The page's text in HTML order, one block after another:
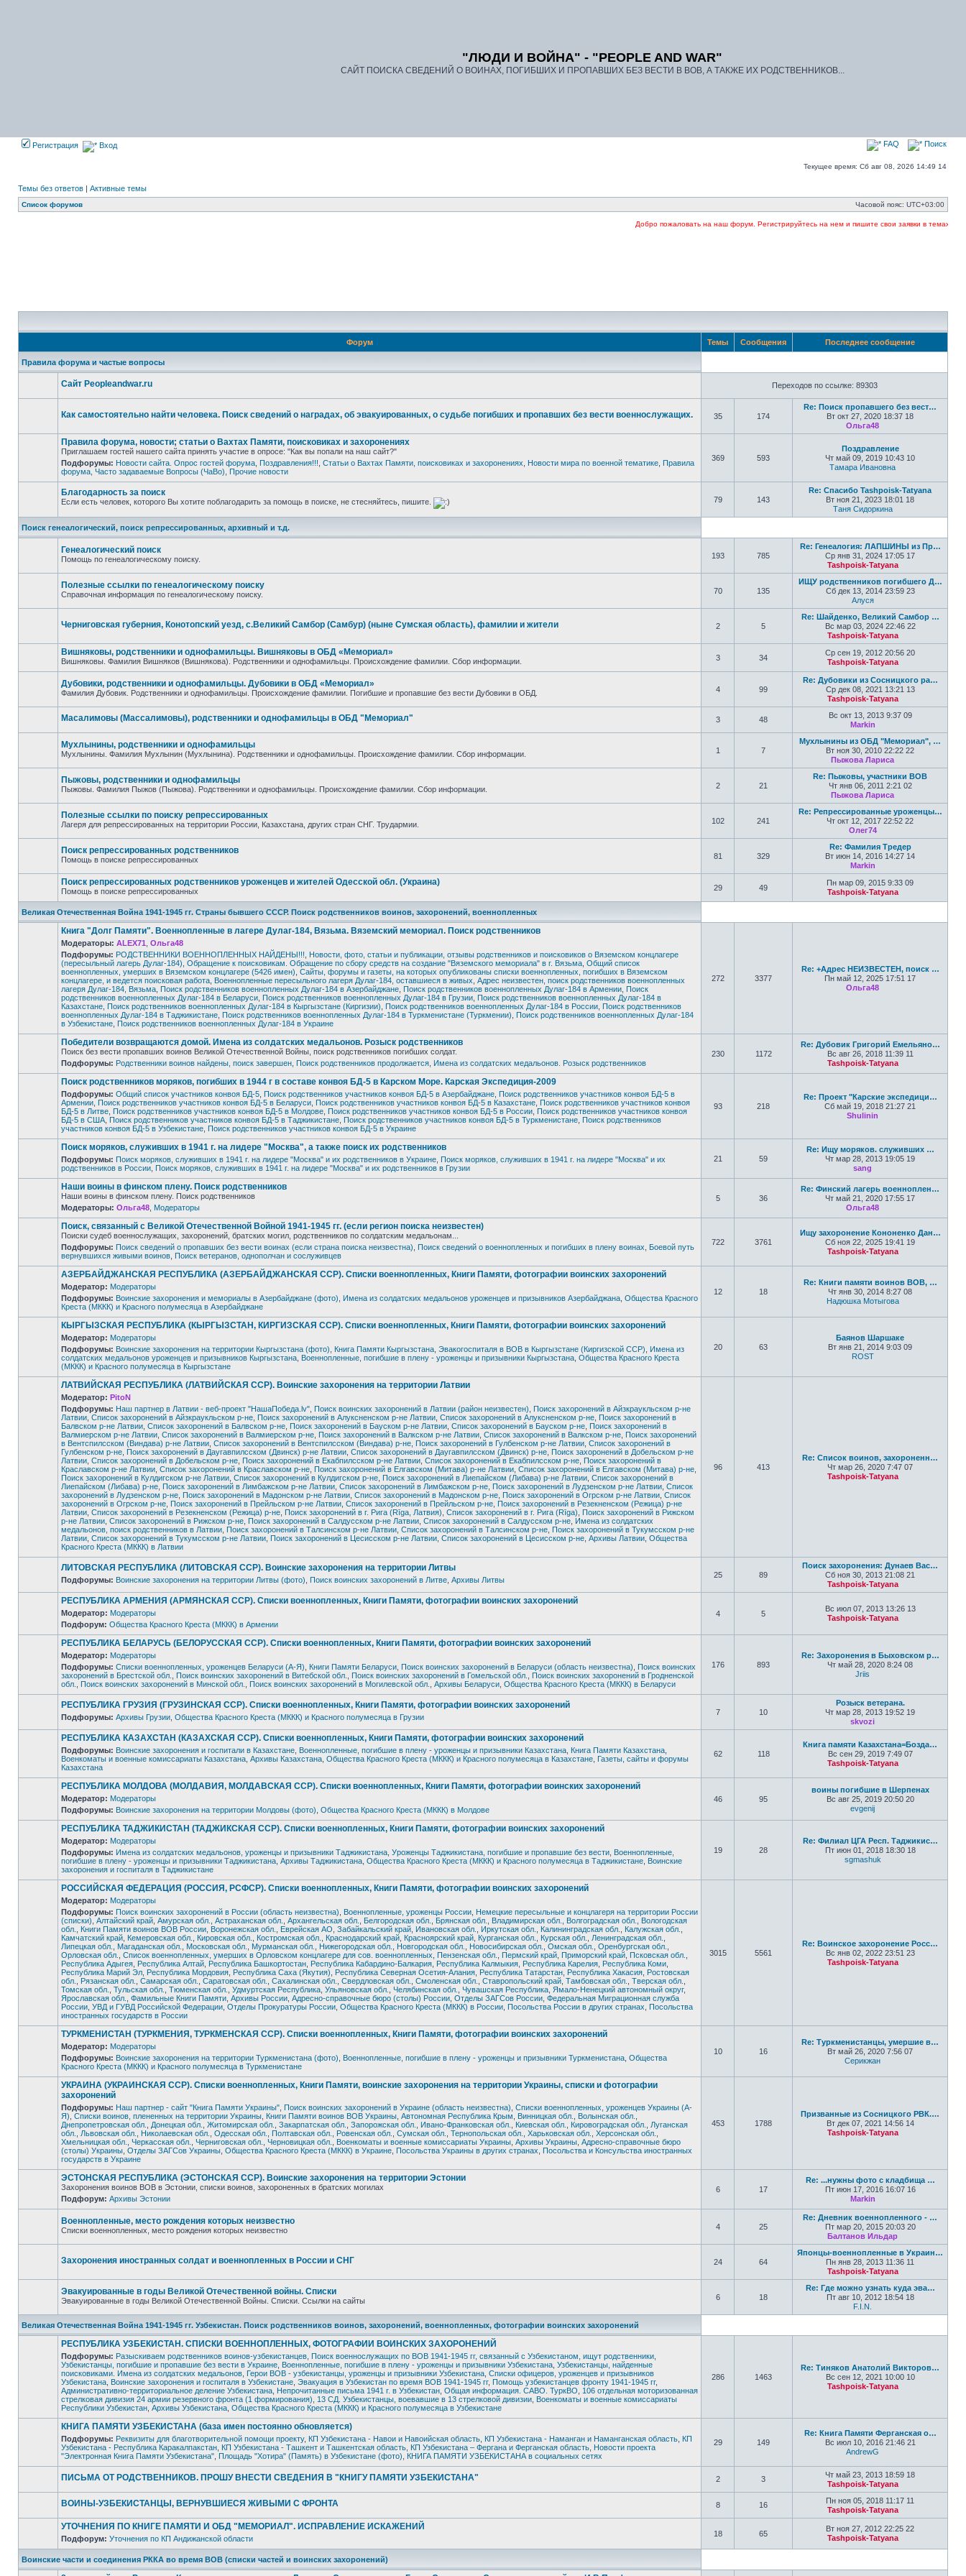
"ЛЮДИ И ВОЙНА" - "PEOPLE AND WAR"
САЙТ ПОИСКА СВЕДЕНИЙ О ВОИНАХ, ПОГИБШИХ И ПРОПАВШИХ БЕЗ ВЕСТИ В ВОВ, А ТАКЖЕ ИХ РОДСТВЕННИКОВ...
Регистрация Вход FAQ Поиск
Текущее время: Сб авг 08, 2026 14:49 14
Темы без ответов | Активные темы
Список форумов Часовой пояс: UTC+03:00
Добро пожаловать на наш форум. Регистрируйтесь на нем и пишите свои заявки в темах. Указывайте в
Форум Темы Сообщения Последнее сообщение
Правила форума и частые вопросы
Нет
сообщений
Сайт Peopleandwar.ru Переходов по ссылке: 89303
непрочитанных
сообщений
Как самостоятельно найти человека. Поиск сведений о наградах, об эвакуированных, о судьбе погибших и пропавших без вести военнослужащих. 35 174
Re: Поиск пропавшего без вест…
Вт окт 27, 2020 18:37 18
Ольга48
Перейти к
Нет
непрочитанных
Правила форума, новости; статьи о Вахтах Памяти, поисковиках и захоронениях
Приглашаем гостей нашего сайта принять участие в опросе: "Как вы попали на наш сайт?"
Подфорумы: Новости сайта. Опрос гостей форума Поздравления!!! Статьи о Вахтах Памяти, поисковиках и захоронениях Новости мира по военной тематике Правила
форума, Часто задаваемые Вопросы (ЧаВо) Прочие новости
369 593
Поздравление
Чт май 09, 2019 10:43 10
Тамара Ивановна
непрочитанных
сообщений
Благодарность за поиск
Если есть человек, которого Вы хотите поблагодарить за помощь в поиске, не стесняйтесь, пишите. 79 143
Re: Спасибо Tashpoisk-Tatyana
Вт ноя 21, 2023 18:01 18
Таня Сидоркина
Перейти к
Поиск генеалогический, поиск репрессированных, архивный и т.д.
непрочитанных
сообщений
Генеалогический поиск
Помощь по генеалогическому поиску. 193 785
Re: Генеалогия: ЛАПШИНЫ из Пр…
Ср янв 31, 2024 17:05 17
Tashpoisk-Tatyana
Перейти к
непрочитанных
Полезные ссылки по генеалогическому поиску
Справочная информация по генеалогическому поиску. 70 135
ИЩУ родственников погибшего Д…
Сб дек 13, 2014 23:59 23
Алуся
Перейти к
непрочитанных
сообщений
Черниговская губерния, Конотопский уезд, с.Великий Самбор (Самбур) (ныне Сумская область), фамилии и жители 2 5
Re: Шайденко, Великий Самбор …
Вс мар 03, 2024 22:46 22
Tashpoisk-Tatyana
Перейти к
сообщений
Вишняковы, родственники и однофамильцы. Вишняковы в ОБД «Мемориал»
Вишняковы. Фамилия Вишняков (Вишнякова). Родственники и однофамильцы. Происхождение фамилии. Сбор информации. 3 34
Ср сен 19, 2012 20:56 20
Tashpoisk-Tatyana
непрочитанных
сообщений
Дубовики, родственники и однофамильцы. Дубовики в ОБД «Мемориал»
Фамилия Дубовик. Родственники и однофамильцы. Происхождение фамилии. Погибшие и пропавшие без вести Дубовики в ОБД. 4 99
Re: Дубовики из Сосницкого ра…
Ср дек 08, 2021 13:21 13
Tashpoisk-Tatyana
Перейти к
Нет
непрочитанных
сообщений
Масалимовы (Массалимовы), родственники и однофамильцы в ОБД "Мемориал" 3 48
Вс окт 13, 2013 9:37 09
Markin
Перейти к
непрочитанных
сообщений
Мухлынины, родственники и однофамильцы
Мухлынины. Фамилия Мухлынин (Мухлынина). Родственники и однофамильцы. Происхождение фамилии. Сбор информации. 1 7
Мухлынины из ОБД "Мемориал", …
Вт ноя 30, 2010 22:22 22
Пыжова Лариса
Перейти к
непрочитанных
сообщений
Пыжовы, родственники и однофамильцы
Пыжовы. Фамилия Пыжов (Пыжова). Родственники и однофамильцы. Происхождение фамилии. Сбор информации. 2 21
Re: Пыжовы, участники ВОВ
Чт янв 06, 2011 2:21 02
Пыжова Лариса
Перейти к
непрочитанных
сообщений
Полезные ссылки по поиску репрессированных
Лагеря для репрессированных на территории России, Казахстана, других стран СНГ. Трудармии. 102 241
Re: Репрессированные уроженцы…
Чт окт 12, 2017 22:52 22
Олег74
Перейти к
непрочитанных
сообщений
Поиск репрессированных родственников
Помощь в поиске репрессированных 81 329
Re: Фамилия Тредер
Вт июн 14, 2016 14:27 14
Markin
Перейти к
сообщений
Поиск репрессированных родственников уроженцев и жителей Одесской обл. (Украина)
Помощь в поиске репрессированных 29 49
Пн мар 09, 2015 9:33 09
Tashpoisk-Tatyana
Великая Отечественная Война 1941-1945 гг. Страны бывшего СССР. Поиск родственников воинов, захоронений, военнопленных
Нет
непрочитанных
сообщений
Книга "Долг Памяти". Военнопленные в лагере Дулаг-184, Вязьма. Вяземский мемориал. Поиск родственников
Модераторы: ALEX71 Ольга48
Подфорумы: РОДСТВЕННИКИ ВОЕННОПЛЕННЫХ НАЙДЕНЫ!!!
Новости, фото, статьи и публикации, отзывы родственников и поисковиков о Вяземском концлагере
(пересыльный лагерь Дулаг-184) Обращение к поисковикам. Обращение по сбору средств на создание "Вяземского мемориала" в г. Вязьма Общий список
военнопленных, умерших в Вяземском концлагере (5426 имен) Сайты, форумы и газеты, на которых опубликованы списки военнопленных, погибших в Вяземском
концлагере, и ведется поисковая работа Военнопленные пересыльного лагеря Дулаг-184, оставшиеся в живых Адрес неизвестен, поиск родственников военнопленных
лагеря Дулаг-184, Вязьма Поиск родственников военнопленных Дулаг-184 в Азербайджане Поиск родственников военнопленных Дулаг-184 в Армении Поиск
родственников военнопленных Дулаг-184 в Беларуси Поиск родственников военнопленных Дулаг-184 в Грузии Поиск родственников военнопленных Дулаг-184 в
Казахстане Поиск родственников военнопленных Дулаг-184 в Кыргызстане (Киргизии) Поиск родственников военнопленных Дулаг-184 в России Поиск родственников
военнопленных Дулаг-184 в Таджикистане Поиск родственников военнопленных Дулаг-184 в Туркменистане (Туркмении) Поиск родственников военнопленных Дулаг-184
в Узбекистане Поиск родственников военнопленных Дулаг-184 в Украине
272 3377
Re: +Адрес НЕИЗВЕСТЕН, поиск …
Пн май 12, 2025 17:51 17
Ольга48
Нет
непрочитанных
сообщений
Победители возвращаются домой. Имена из солдатских медальонов. Розыск родственников
Поиск без вести пропавших воинов Великой Отечественной Войны, поиск родственников погибших солдат.
Подфорумы: Родственники воинов найдены, поиск завершен Поиск родственников продолжается Имена из солдатских медальонов. Розыск родственников
230 1172
Re: Дубовик Григорий Емельяно…
Вс авг 26, 2018 11:39 11
Tashpoisk-Tatyana
Нет
непрочитанных
сообщений
Поиск родственников моряков, погибших в 1944 г в составе конвоя БД-5 в Карском Море. Карская Экспедиция-2009
Подфорумы: Общий список участников конвоя БД-5 Поиск родственников участников конвоя БД-5 в Азербайджане Поиск родственников участников конвоя БД-5 в
Армении Поиск родственников участников конвоя БД-5 в Беларуси Поиск родственников участников конвоя БД-5 в Казахстане Поиск родственников участников конвоя
БД-5 в Литве Поиск родственников участников конвоя БД-5 в Молдове Поиск родственников участников конвоя БД-5 в России Поиск родственников участников конвоя
БД-5 в США Поиск родственников участников конвоя БД-5 в Таджикистане Поиск родственников участников конвоя БД-5 в Туркменистане Поиск родственников
участников конвоя БД-5 в Узбекистане Поиск родственников участников конвоя БД-5 в Украине
93 218
Re: Проект "Карские экспедици…
Сб май 19, 2018 21:27 21
Shulinin
Нет
непрочитанных
сообщений
Поиск моряков, служивших в 1941 г. на лидере "Москва", а также поиск их родственников
Подфорумы: Поиск моряков, служивших в 1941 г. на лидере "Москва" и их родственников в Украине Поиск моряков, служивших в 1941 г. на лидере "Москва" и их
родственников в России Поиск моряков, служивших в 1941 г. на лидере "Москва" и их родственников в Грузии
21 59
Re: Ищу моряков. служивших …
Чт мар 28, 2013 19:05 19
sang
Нет
непрочитанных
сообщений
Наши воины в финском плену. Поиск родственников
Наши воины в финском плену. Поиск родственников
Модераторы: Ольга48 Модераторы
5 36
Re: Финский лагерь военноплен…
Чт май 21, 2020 17:55 17
Ольга48
Нет
непрочитанных
сообщений
Поиск, связанный с Великой Отечественной Войной 1941-1945 гг. (если регион поиска неизвестен)
Поиски судеб военнослужащих, захоронений, братских могил, родственников по солдатским медальонам...
Подфорумы: Поиск сведений о пропавших без вести воинах (если страна поиска неизвестна) Поиск сведений о военнопленных и погибших в плену воинах
Боевой путь
вернувшихся живыми воинов Поиск ветеранов, однополчан и сослуживцев
722 3761
Ищу захоронение Кононенко Дан…
Сб ноя 22, 2025 19:41 19
Tashpoisk-Tatyana
Нет
непрочитанных
сообщений
АЗЕРБАЙДЖАНСКАЯ РЕСПУБЛИКА (АЗЕРБАЙДЖАНСКАЯ ССР). Списки военнопленных, Книги Памяти, фотографии воинских захоронений
Модератор: Модераторы
Подфорумы: Воинские захоронения и мемориалы в Азербайджане (фото) Имена из солдатских медальонов уроженцев и призывников Азербайджана Общества Красного
Креста (МККК) и Красного полумесяца в Азербайджане
12 18
Re: Книги памяти воинов ВОВ, …
Чт янв 30, 2014 8:27 08
Надюшка Мотыгова
Нет
непрочитанных
КЫРГЫЗСКАЯ РЕСПУБЛИКА (КЫРГЫЗСТАН, КИРГИЗСКАЯ ССР). Списки военнопленных, Книги Памяти, фотографии воинских захоронений
Модератор: Модераторы
Подфорумы: Воинские захоронения на территории Кыргызстана (фото) Книга Памяти Кыргызстана Эвакогоспиталя в ВОВ в Кыргызстане (Киргизской ССР)
Имена из
солдатских медальонов уроженцев и призывников Кыргызстана Военнопленные, погибшие в плену - уроженцы и призывники Кыргызстана Общества Красного Креста
(МККК) и Красного полумесяца в Кыргызстане
20 63
Баянов Шаршаке
Вт янв 21, 2014 9:03 09
ROST
Нет
непрочитанных
сообщений
ЛАТВИЙСКАЯ РЕСПУБЛИКА (ЛАТВИЙСКАЯ ССР). Воинские захоронения на территории Латвии
Модератор: PitoN
Подфорумы: Наш партнер в Латвии - веб-проект "НашаПобеда.lv" Поиск воинских захоронений в Латвии (район неизвестен) Поиск захоронений в Айзкраукльском р-не
Латвии Список захоронений в Айзкраукльском р-не Поиск захоронений в Алуксненском р-не Латвии Список захоронений в Алуксненском р-не Поиск захоронений в
Балвском р-не Латвии Список захоронений в Балвском р-не Поиск захоронений в Бауском р-не Латвии Список захоронений в Бауском р-не Поиск захоронений в
Валмиерском р-не Латвии Список захоронений в Валмиерском р-не Поиск захоронений в Валкском р-не Латвии Список захоронений в Валкском р-не Поиск захоронений
в Вентспилсском (Виндава) р-не Латвии Список захоронений в Вентспилсском (Виндава) р-не Поиск захоронений в Гулбенском р-не Латвии Список захоронений в
Гулбенском р-не Поиск захоронений в Даугавпилсском (Двинск) р-не Латвии Список захоронений в Даугавпилсском (Двинск) р-не Поиск захоронений в Добельском р-не
Латвии Список захоронений в Добельском р-не Поиск захоронений в Екабпилсском р-не Латвии Список захоронений в Екабпилсском р-не Поиск захоронений в
Краславском р-не Латвии Список захоронений в Краславском р-не Поиск захоронений в Елгавском (Митава) р-не Латвии Список захоронений в Елгавском (Митава) р-не
Поиск захоронений в Кулдигском р-не Латвии Список захоронений в Кулдигском р-не Поиск захоронений в Лиепайском (Либава) р-не Латвии Список захоронений в
Лиепайском (Либава) р-не Поиск захоронений в Лимбажском р-не Латвии Список захоронений в Лимбажском р-не Поиск захоронений в Лудзенском р-не Латвии Список
захоронений в Лудзенском р-не Поиск захоронений в Мадонском р-не Латвии Список захоронений в Мадонском р-не Поиск захоронений в Огрском р-не Латвии Список
захоронений в Огрском р-не Поиск захоронений в Прейльском р-не Латвии Список захоронений в Прейльском р-не Поиск захоронений в Резекненском (Режица) р-не
Латвии Список захоронений в Резекненском (Режица) р-не Поиск захоронений в г. Рига (Rīga, Латвия) Список захоронений в г. Рига (Rīga) Поиск захоронений в Рижском
р-не Латвии Список захоронений в Рижском р-не Поиск захоронений в Салдусском р-не Латвии Список захоронений в Салдусском р-не Имена из солдатских
медальонов, поиск родственников в Латвии Поиск захоронений в Талсинском р-не Латвии Список захоронений в Талсинском р-не Поиск захоронений в Тукумсском р-не
Латвии Список захоронений в Тукумсском р-не Латвии Поиск захоронений в Цесисском р-не Латвии Список захоронений в Цесисском р-не Архивы Латвии Общества
Красного Креста (МККК) в Латвии
96 413
Re: Список воинов, захороненн…
Чт мар 26, 2020 7:47 07
Tashpoisk-Tatyana
непрочитанных
сообщений
ЛИТОВСКАЯ РЕСПУБЛИКА (ЛИТОВСКАЯ ССР). Воинские захоронения на территории Литвы
Подфорумы: Воинские захоронения на территории Литвы (фото) Поиск воинских захоронений в Литве Архивы Литвы
25 89
Поиск захоронения: Дунаев Вас…
Сб ноя 30, 2013 21:08 21
Tashpoisk-Tatyana
Перейти к
Нет
непрочитанных
сообщений
РЕСПУБЛИКА АРМЕНИЯ (АРМЯНСКАЯ ССР). Списки военнопленных, Книги Памяти, фотографии воинских захоронений
Модератор: Модераторы
Подфорум: Общества Красного Креста (МККК) в Армении
4 5
Вс июл 07, 2013 13:26 13
Tashpoisk-Tatyana
Нет
непрочитанных
РЕСПУБЛИКА БЕЛАРУСЬ (БЕЛОРУССКАЯ ССР). Списки военнопленных, Книги Памяти, фотографии воинских захоронений
Модератор: Модераторы
Подфорумы: Списки военнопленных, уроженцев Беларуси (А-Я) Книги Памяти Беларуси Поиск воинских захоронений в Беларуси (область неизвестна) Поиск воинских
захоронений в Брестской обл.
Поиск воинских захоронений в Витебской обл. Поиск воинских захоронений в Гомельской обл.
Поиск воинских захоронений в Гродненской
обл.
Поиск воинских захоронений в Минской обл. Поиск воинских захоронений в Могилевской обл. Архивы Беларуси Общества Красного Креста (МККК) в Беларуси
176 893
Re: Захоронения в Быховском р…
Чт май 28, 2020 8:24 08
Jriis
непрочитанных
сообщений
РЕСПУБЛИКА ГРУЗИЯ (ГРУЗИНСКАЯ ССР). Списки военнопленных, Книги Памяти, фотографии воинских захоронений
Подфорумы: Архивы Грузии Общества Красного Креста (МККК) и Красного полумесяца в Грузии
7 10
Розыск ветерана.
Чт мар 28, 2013 19:52 19
skvozi
Перейти к
Нет
сообщений
РЕСПУБЛИКА КАЗАХСТАН (КАЗАХСКАЯ ССР). Списки военнопленных, Книги Памяти, фотографии воинских захоронений
Подфорумы: Воинские захоронения и госпитали в Казахстане Военнопленные, погибшие в плену - уроженцы и призывники Казахстана Книга Памяти Казахстана
Военкоматы и военные комиссариаты Казахстана Архивы Казахстана Общества Красного Креста (МККК) и Красного полумесяца в Казахстане Газеты, сайты и форумы
Казахстана
62 118
Книга памяти Казахстана=Бозда…
Вс сен 29, 2019 7:49 07
Tashpoisk-Tatyana
Нет
непрочитанных
сообщений
РЕСПУБЛИКА МОЛДОВА (МОЛДАВИЯ, МОЛДАВСКАЯ ССР). Списки военнопленных, Книги Памяти, фотографии воинских захоронений
Модератор: Модераторы
Подфорумы: Воинские захоронения на территории Молдовы (фото) Общества Красного Креста (МККК) в Молдове
46 95
воины погибшие в Шерпенах
Вс авг 25, 2019 20:50 20
evgenij
Нет
непрочитанных
РЕСПУБЛИКА ТАДЖИКИСТАН (ТАДЖИКСКАЯ ССР). Списки военнопленных, Книги Памяти, фотографии воинских захоронений
Модератор: Модераторы
Подфорумы: Имена из солдатских медальонов, уроженцы и призывники Таджикистана Уроженцы Таджикистана, погибшие и пропавшие без вести Военнопленные,
погибшие в плену - уроженцы и призывники Таджикистана Архивы Таджикистана Общества Красного Креста (МККК) и Красного полумесяца в Таджикистане Воинские
захоронения и госпиталя в Таджикистане
19 28
Re: Филиал ЦГА Респ. Таджикис…
Пт июн 01, 2018 18:30 18
sgmashuk
Нет
непрочитанных
сообщений
РОССИЙСКАЯ ФЕДЕРАЦИЯ (РОССИЯ, РСФСР). Списки военнопленных, Книги Памяти, фотографии воинских захоронений
Модератор: Модераторы
Подфорумы: Поиск воинских захоронений в России (область неизвестна) Военнопленные, уроженцы России Немецкие пересыльные и концлагеря на территории России
(списки) Алтайский край Амурская обл. Астраханская обл. Архангельская обл. Белгородская обл. Брянская обл. Владимирская обл. Волгоградская обл.
Вологодская
обл.
Книги Памяти воинов ВОВ России Воронежская обл. Еврейская АО Забайкальский край Ивановская обл. Иркутская обл. Калининградская обл. Калужская обл.
Камчатский край Кемеровская обл. Кировская обл. Костромская обл. Краснодарский край Красноярский край Курганская обл. Курская обл. Ленинградская обл.
Липецкая обл.
Магаданская обл. Московская обл. Мурманская обл. Нижегородская обл. Новгородская обл. Новосибирская обл. Омская обл. Оренбургская обл.
Орловская обл.
Список военнопленных, умерших в Орловском концлагере для сов. военнопленных Пензенская обл. Пермский край Приморский край Псковская обл.
Республика Адыгея Республика Алтай Республика Башкортостан Республика Кабардино-Балкария Республика Калмыкия Республика Карелия Республика Коми
Республика Марий Эл Республика Мордовия Республика Саха (Якутия) Республика Северная Осетия-Алания Республика Татарстан Республика Хакасия Ростовская
обл.
Рязанская обл. Самарская обл. Саратовская обл. Сахалинская обл. Свердловская обл. Смоленская обл. Ставропольский край Тамбовская обл. Тверская обл.
Томская обл.
Тульская обл. Тюменская обл. Удмуртская Республика Ульяновская обл. Челябинская обл. Чувашская Республика Ямало-Ненецкий автономный округ,
Ярославская обл.
Фамильные Книги Памяти Архивы России Адресно-справочные бюро (столы) России Отделы ЗАГСов России Федеральная Миграционная служба
России УВД и ГУВД Российской Федерации Отделы Прокуратуры России Общества Красного Креста (МККК) в России Посольства России в других странах Посольства
иностранных государств в России
3015 5561
Re: Воинское захоронение Росс…
Вс янв 02, 2022 23:51 23
Tashpoisk-Tatyana
Нет
непрочитанных
сообщений
ТУРКМЕНИСТАН (ТУРКМЕНИЯ, ТУРКМЕНСКАЯ ССР). Списки военнопленных, Книги Памяти, фотографии воинских захоронений
Модератор: Модераторы
Подфорумы: Воинские захоронения на территории Туркменистана (фото) Военнопленные, погибшие в плену - уроженцы и призывники Туркменистана Общества
Красного Креста (МККК) и Красного полумесяца в Туркменистане
10 16
Re: Туркменистанцы, умершие в…
Вт май 26, 2020 7:56 07
Серикжан
Нет
непрочитанных
сообщений
УКРАИНА (УКРАИНСКАЯ ССР). Списки военнопленных, Книги Памяти, воинские захоронения на территории Украины, списки и фотографии
захоронений
Подфорумы: Наш партнер - сайт "Книга Памяти Украины" Поиск воинских захоронений в Украине (область неизвестна) Списки военнопленных, уроженцев Украины (А-
Я) Списки воинов, плененных на территории Украины Книги Памяти воинов ВОВ Украины Автономная Республика Крым Винницкая обл. Волынская обл.
Днепропетровская обл.
Донецкая обл. Житомирская обл. Закарпатская обл. Запорожская обл. Ивано-Франковская обл. Киевская обл. Кировоградская обл.
Луганская
обл.
Львовская обл. Николаевская обл. Одесская обл. Полтавская обл. Ровенская обл. Сумская обл. Тернопольская обл. Харьковская обл. Херсонская обл.
Хмельницкая обл.
Черкасская обл. Черниговская обл. Черновицкая обл. Военкоматы и военные комиссариаты Украины Архивы Украины Адресно-справочные бюро
(столы) Украины Отделы ЗАГСов Украины Общества Красного Креста (МККК) в Украине Посольства Украины в других странах Посольства и Консульства иностранных
государств в Украине
453 1788
Призванные из Сосницкого РВК.…
Вт дек 07, 2021 14:56 14
Tashpoisk-Tatyana
Нет
непрочитанных
сообщений
ЭСТОНСКАЯ РЕСПУБЛИКА (ЭСТОНСКАЯ ССР). Воинские захоронения на территории Эстонии
Захоронения воинов ВОВ в Эстонии, списки воинов, захороненных в братских могилах
Подфорум: Архивы Эстонии
6 17
Re: ...нужны фото с кладбища …
Пт июн 17, 2016 16:07 16
Markin
непрочитанных
Военнопленные, место рождения которых неизвестно
Списки военнопленных, место рождения которых неизвестно 4 25
Re: Дневник военнопленного - …
Пт мар 20, 2015 20:03 20
Балтанов Ильдар
Перейти к
непрочитанных
сообщений
Захоронения иностранных солдат и военнопленных в России и СНГ 24 64
Японцы-военнопленные в Украин…
Пн янв 28, 2013 11:36 11
Tashpoisk-Tatyana
Перейти к
непрочитанных
сообщений
Эвакуированные в годы Великой Отечественной войны. Списки
Эвакуированные в годы Великой Отечественной Войны. Списки. Ссылки на сайты 6 18
Re: Где можно узнать куда эва…
Пт авг 10, 2012 18:54 18
F.I.N.
Перейти к
Великая Отечественная Война 1941-1945 гг. Узбекистан. Поиск родственников воинов, захоронений, военнопленных, фотографии воинских захоронений
Нет
непрочитанных
сообщений
РЕСПУБЛИКА УЗБЕКИСТАН. СПИСКИ ВОЕННОПЛЕННЫХ, ФОТОГРАФИИ ВОИНСКИХ ЗАХОРОНЕНИЙ
Подфорумы: Разыскиваем родственников воинов-узбекистанцев Поиск военнослужащих по ВОВ 1941-1945 гг, связанный с Узбекистаном, ищут родственники
Узбекистанцы, погибшие и пропавшие без вести в Украине Военнопленные, погибшие в плену - уроженцы и призывники Узбекистана Узбекистанцы, найденные
поисковиками. Имена из солдатских медальонов Герои ВОВ - узбекистанцы, уроженцы и призывники Узбекистана Списки офицеров, уроженцев и призывников
Узбекистана Воинские захоронения и госпиталя в Узбекистане Эвакуация в Узбекистан по время ВОВ 1941-1945 гг, Помощь узбекистанцев фронту 1941-1945 гг,
Административно-территориальное деление Узбекистана Непрочитанные письма 1941 г. в Узбекистан Общая информация. САВО. ТуркВО
106 отдельная моторизованная
стрелковая дивизия 24 армии резервного фронта (1 формирования)
13 СД. Узбекистанцы, воевавшие в 13 стрелковой дивизии Военкоматы и военные комиссариаты
Республики Узбекистан Архивы Узбекистана Общества Красного Креста (МККК) и Красного полумесяца в Узбекистане
286 1463
Re: Тиняков Анатолий Викторов…
Вс сен 12, 2021 10:00 10
Tashpoisk-Tatyana
Нет
непрочитанных
КНИГА ПАМЯТИ УЗБЕКИСТАНА (база имен постоянно обновляется)
Подфорумы: Реквизиты для благотворительной помощи проекту, КП Узбекистана - Навои и Навоийская область КП Узбекистана - Наманган и Наманганская область КП
Узбекистана - Республика Каракалпакстан КП Узбекистана - Ташкент и Ташкентская область КП Узбекистана – Фергана и Ферганская область Новости проекта
"Электронная Книга Памяти Узбекистана" Площадь "Хотира" (Память) в Узбекистане (фото) КНИГА ПАМЯТИ УЗБЕКИСТАНА в социальных сетях
29 149
Re: Книга Памяти Ферганская о…
Вс июл 10, 2016 21:46 21
AndrewG
Нет
непрочитанных
сообщений
ПИСЬМА ОТ РОДСТВЕННИКОВ. ПРОШУ ВНЕСТИ СВЕДЕНИЯ В "КНИГУ ПАМЯТИ УЗБЕКИСТАНА" 2 3
Чт май 23, 2013 18:59 18
Tashpoisk-Tatyana
Перейти к
Нет
непрочитанных
ВОИНЫ-УЗБЕКИСТАНЦЫ, ВЕРНУВШИЕСЯ ЖИВЫМИ С ФРОНТА 8 16
Пн ноя 05, 2018 11:17 11
Tashpoisk-Tatyana
Перейти к
сообщений
УТОЧНЕНИЯ ПО КНИГЕ ПАМЯТИ И ОБД "МЕМОРИАЛ". ИСПРАВЛЕНИЕ ИСКАЖЕНИЙ
Подфорум: Уточнения по КП Андижанской области
18 65
Вт ноя 27, 2012 22:25 22
Tashpoisk-Tatyana
Воинские части и соединения РККА во время ВОВ (списки частей и воинских захоронений)